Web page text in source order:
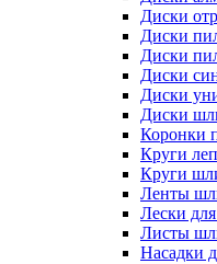
Диски
Диски
Диски
Диски
Диски
Диски
Коронки
Круги
Круги
Ленты
Лески
Листы
Насадки